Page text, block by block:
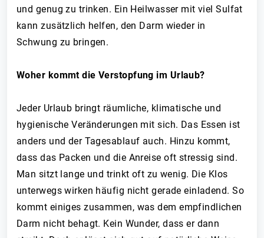
und genug zu trinken. Ein Heilwasser mit viel Sulfat
kann zusätzlich helfen, den Darm wieder in
Schwung zu bringen.
Woher kommt die Verstopfung im Urlaub?
Jeder Urlaub bringt räumliche, klimatische und
hygienische Veränderungen mit sich. Das Essen ist
anders und der Tagesablauf auch. Hinzu kommt,
dass das Packen und die Anreise oft stressig sind.
Man sitzt lange und trinkt oft zu wenig. Die Klos
unterwegs wirken häufig nicht gerade einladend. So
kommt einiges zusammen, was dem empfindlichen
Darm nicht behagt. Kein Wunder, dass er dann